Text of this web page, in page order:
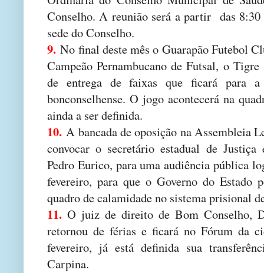
Conselho. A reunião será a partir das 8:30
sede do Conselho.
9. No final deste mês o Guarapão Futebol
Campeão Pernambucano de Futsal, o
de entrega de faixas que ficará para
bonconselhense. O jogo acontecerá na
ainda a ser definida.
10. A bancada de oposição na Assembleia
convocar o secretário estadual de
Pedro Eurico, para uma audiência pública
fevereiro, para que o Governo do Estado
quadro de calamidade no sistema prisional
11. O juiz de direito de Bom Conselho,
retornou de férias e ficará no Fórum da
fevereiro, já está definida sua
Carpina.